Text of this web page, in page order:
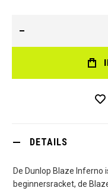
DETAILS
De Dunlop Blaze Inferno
beginnersracket, de